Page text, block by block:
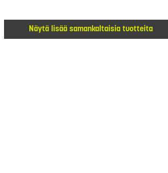
Näytä lisää samankaltaisia tuotteita